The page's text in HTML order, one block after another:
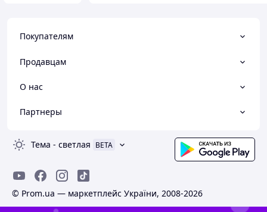
Покупателям
Продавцам
О нас
Партнеры
Тема - светлая BETA
© Prom.ua — маркетплейс України, 2008-2026